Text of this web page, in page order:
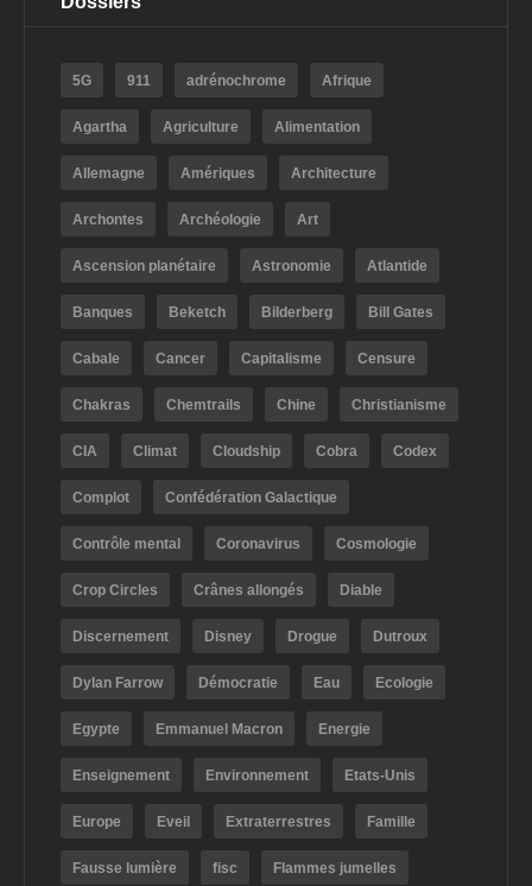
5G 911 adrénochrome Afrique
Agartha Agriculture Alimentation
Allemagne Amériques Architecture
Archontes Archéologie Art
Ascension planétaire Astronomie Atlantide
Banques Beketch Bilderberg Bill Gates
Cabale Cancer Capitalisme Censure
Chakras Chemtrails Chine Christianisme
CIA Climat Cloudship Cobra Codex
Complot Confédération Galactique
Contrôle mental Coronavirus Cosmologie
Crop Circles Crânes allongés Diable
Discernement Disney Drogue Dutroux
Dylan Farrow Démocratie Eau Ecologie
Egypte Emmanuel Macron Energie
Enseignement Environnement Etats-Unis
Europe Eveil Extraterrestres Famille
Fausse lumière fisc Flammes jumelles